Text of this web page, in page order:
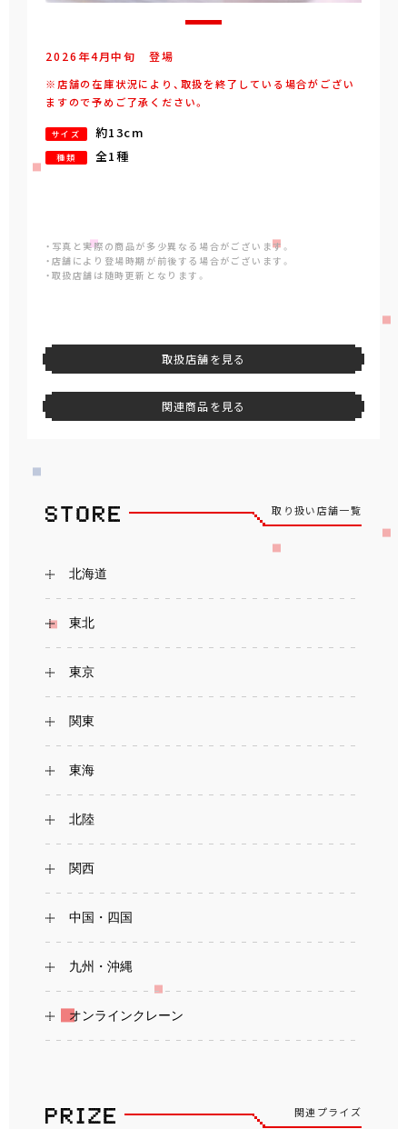
2026年4月中旬 登場
※店舗の在庫状況により、取扱を終了している場合がござい
ますので予めご了承ください。
サイズ 約13cm
種類 全1種
・写真と実際の商品が多少異なる場合がございます。
・店舗により登場時期が前後する場合がございます。
・取扱店舗は随時更新となります。
取扱店舗を見る
関連商品を見る
取り扱い店舗一覧
北海道
東北
東京
関東
東海
北陸
関西
中国・四国
九州・沖縄
オンラインクレーン
関連プライズ